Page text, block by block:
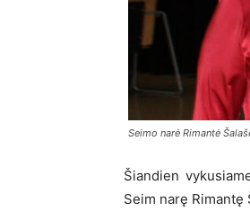
Seimo narė Rimantė
Šiandien
Seim narę